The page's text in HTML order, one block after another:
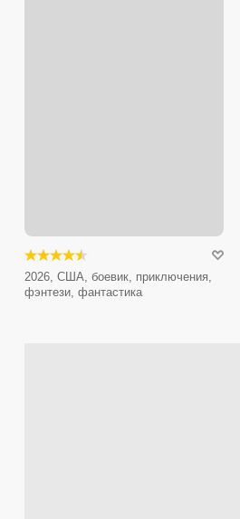
2026, США, боевик, приключения,
фэнтези, фантастика